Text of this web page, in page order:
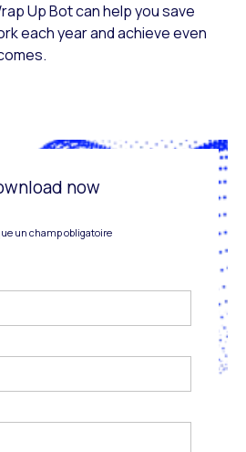
Up Bot can help you save
each year and achieve even
now
un champ obligatoire